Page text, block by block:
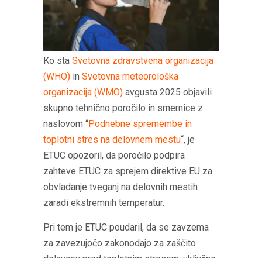
Ko sta Svetovna zdravstvena organizacija
(WHO) in Svetovna meteorološka
organizacija (WMO) avgusta 2025 objavili
skupno tehnično poročilo in smernice z
naslovom “Podnebne spremembe in
toplotni stres na delovnem mestu“, je
ETUC opozoril, da poročilo podpira
zahteve ETUC za sprejem direktive EU za
obvladanje tveganj na delovnih mestih
zaradi ekstremnih temperatur.
Pri tem je ETUC poudaril, da se zavzema
za zavezujočo zakonodajo za zaščito